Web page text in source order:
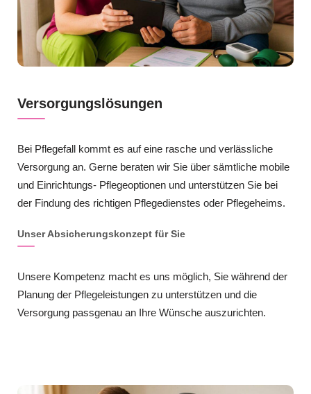
Versorgungslösungen
Bei Pflegefall kommt es auf eine rasche und verlässliche
Versorgung an. Gerne beraten wir Sie über sämtliche mobile
und Einrichtungs- Pflegeoptionen und unterstützen Sie bei
der Findung des richtigen Pflegedienstes oder Pflegeheims.
Unser Absicherungskonzept für Sie
Unsere Kompetenz macht es uns möglich, Sie während der
Planung der Pflegeleistungen zu unterstützen und die
Versorgung passgenau an Ihre Wünsche auszurichten.